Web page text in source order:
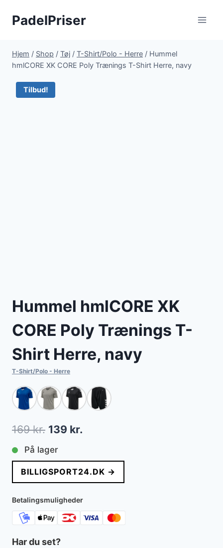
PadelPriser
Hjem / Shop / Tøj / T-Shirt/Polo - Herre / Hummel
hmlCORE XK CORE Poly Trænings T-Shirt Herre, navy
Tilbud!
Hummel hmlCORE XK
CORE Poly Trænings T-
Shirt Herre, navy
T-Shirt/Polo - Herre
169kr. Den
oprindelige
pris
var:
169 kr..
139 kr.
pris
er:
139 kr..
På lager
BILLIGSPORT24.DK →
Betalingsmuligheder
Har du set?